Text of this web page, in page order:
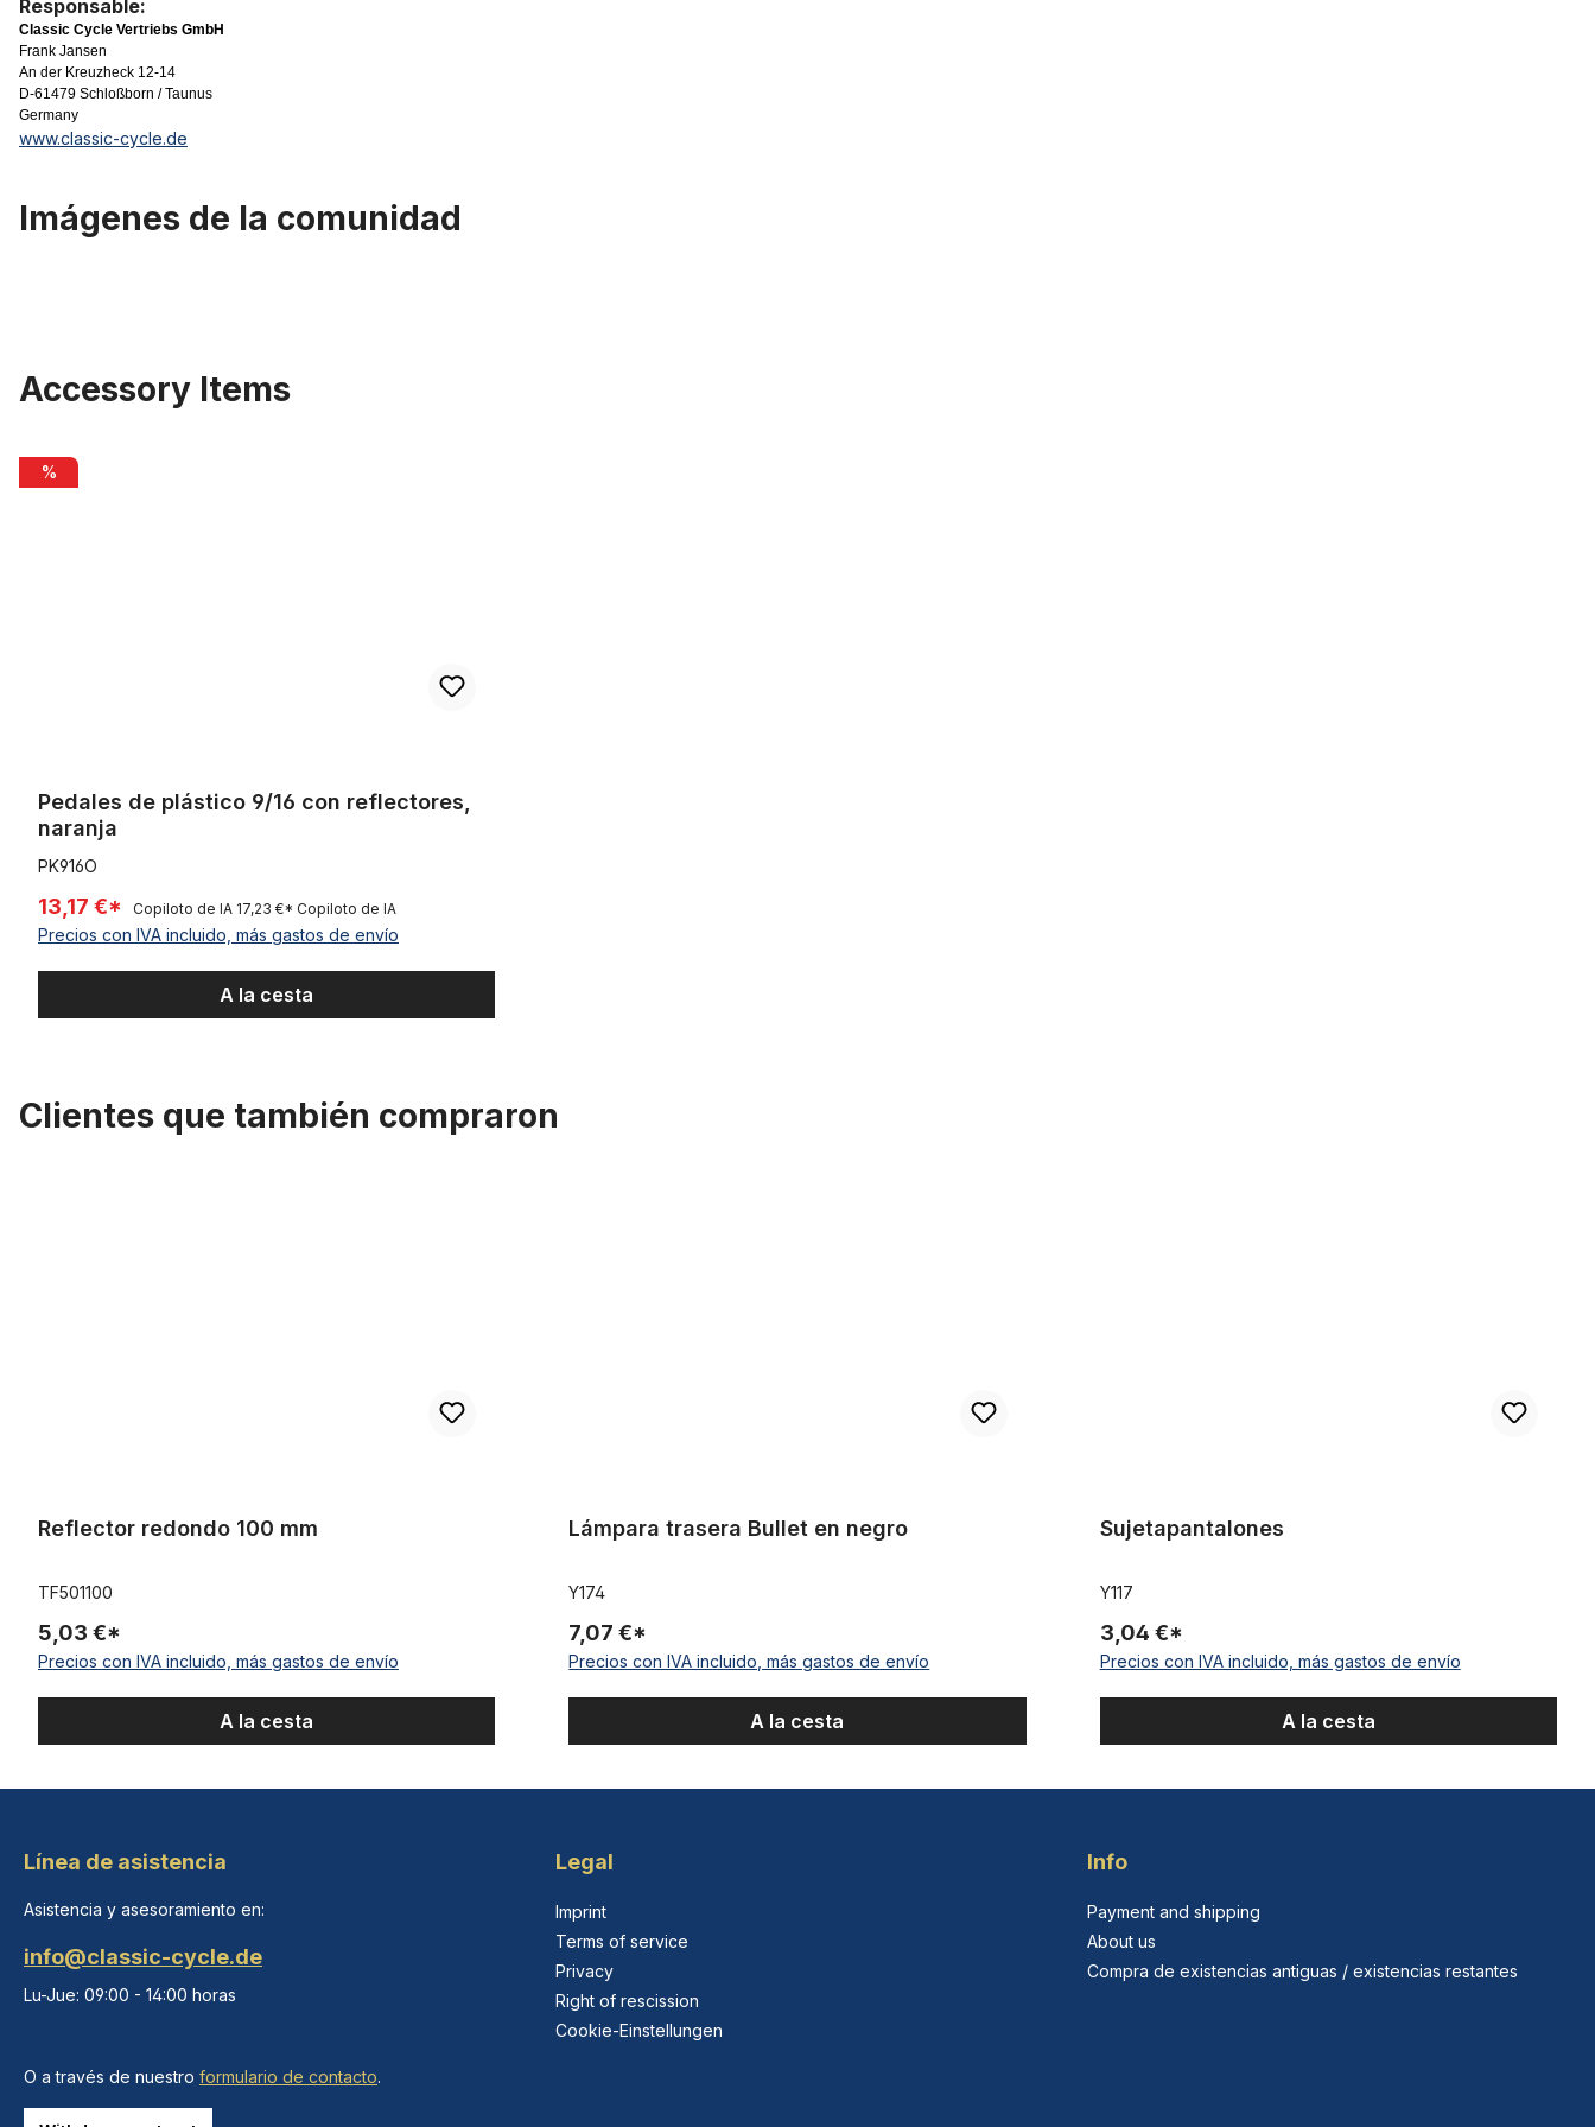
Responsable:
Classic Cycle Vertriebs GmbH
Frank Jansen
An der Kreuzheck 12-14
D-61479 Schloßborn / Taunus
Germany
www.classic-cycle.de
Imágenes de la comunidad
Accessory Items
Pedales de plástico 9/16 con reflectores, naranja
%
Pedales de plástico 9/16 con reflectores,
naranja
PK916O
13,17 €* Copiloto de IA 17,23 €* Copiloto de IA
Precios con IVA incluido, más gastos de envío
A la cesta
Clientes que también compraron
Reflector redondo 100 mm
TF501100
5,03 €*
Precios con IVA incluido, más gastos de envío
A la cesta
Lámpara trasera Bullet en negro
Y174
7,07 €*
Precios con IVA incluido, más gastos de envío
A la cesta
Sujetapantalones
Y117
3,04 €*
Precios con IVA incluido, más gastos de envío
A la cesta
Línea de asistencia
Asistencia y asesoramiento en:
info@classic-cycle.de
Lu-Jue: 09:00 - 14:00 horas
O a través de nuestro formulario de contacto.
Legal
Imprint
Terms of service
Privacy
Right of rescission
Cookie-Einstellungen
Info
Payment and shipping
About us
Compra de existencias antiguas / existencias restantes